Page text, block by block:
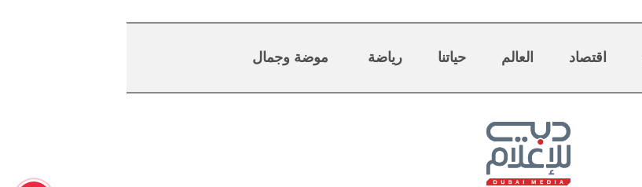
اقتصاد العالم حياتنا رياضة موضة وجمال